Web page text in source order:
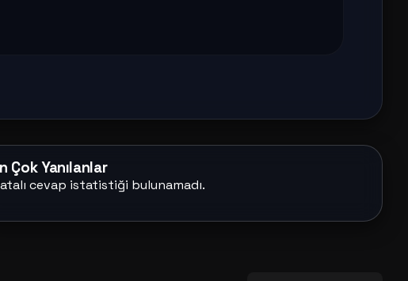
Çok Yanılanlar
cevap istatistiği bulunamadı.